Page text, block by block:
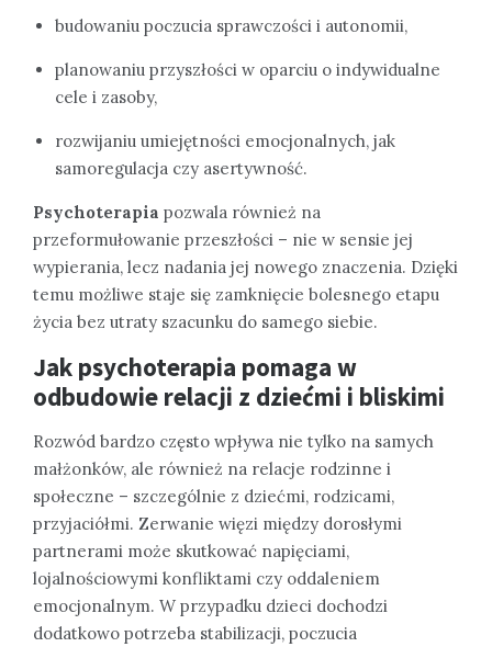
budowaniu poczucia sprawczości i autonomii,
planowaniu przyszłości w oparciu o indywidualne
cele i zasoby,
rozwijaniu umiejętności emocjonalnych, jak
samoregulacja czy asertywność.
Psychoterapia pozwala również na
przeformułowanie przeszłości – nie w sensie jej
wypierania, lecz nadania jej nowego znaczenia. Dzięki
temu możliwe staje się zamknięcie bolesnego etapu
życia bez utraty szacunku do samego siebie.
Jak psychoterapia pomaga w
odbudowie relacji z dziećmi i bliskimi
Rozwód bardzo często wpływa nie tylko na samych
małżonków, ale również na relacje rodzinne i
społeczne – szczególnie z dziećmi, rodzicami,
przyjaciółmi. Zerwanie więzi między dorosłymi
partnerami może skutkować napięciami,
lojalnościowymi konfliktami czy oddaleniem
emocjonalnym. W przypadku dzieci dochodzi
dodatkowo potrzeba stabilizacji, poczucia